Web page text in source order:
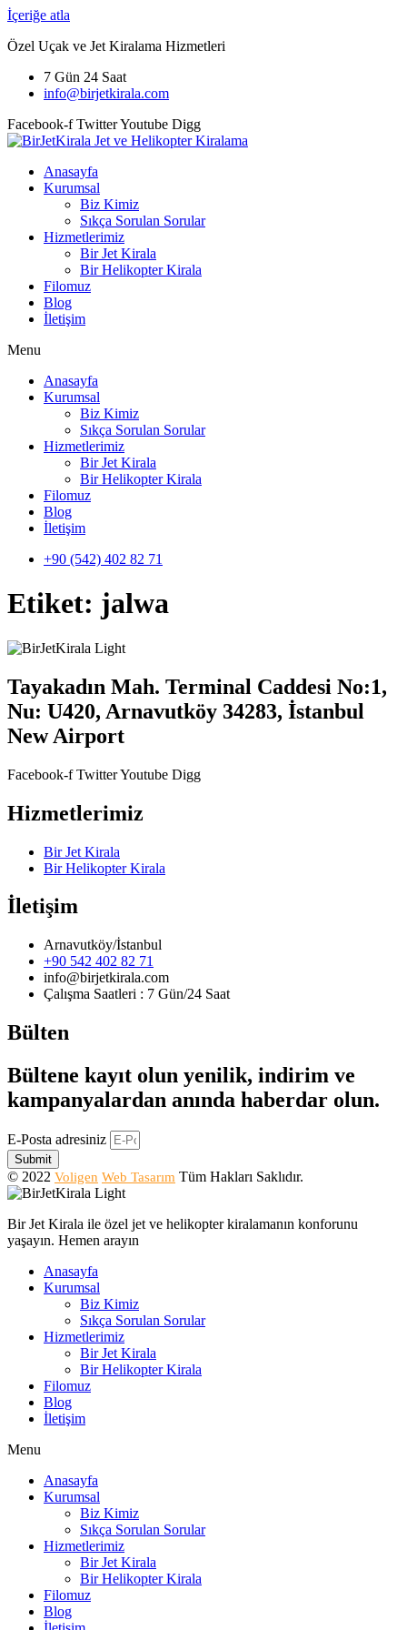
İçeriğe atla
Özel Uçak ve Jet Kiralama Hizmetleri
7 Gün 24 Saat
info@birjetkirala.com
Facebook-f TwitterYoutube Digg
Anasayfa
Kurumsal
Biz Kimiz
Sıkça Sorulan Sorular
Hizmetlerimiz
Bir Jet Kirala
Bir Helikopter Kirala
Filomuz
Blog
İletişim
Menu
Anasayfa
Kurumsal
Biz Kimiz
Sıkça Sorulan Sorular
Hizmetlerimiz
Bir Jet Kirala
Bir Helikopter Kirala
Filomuz
Blog
İletişim
+90 (542) 402 82 71
Etiket: jalwa
Tayakadın Mah. Terminal Caddesi No:1,
Nu: U420, Arnavutköy 34283, İstanbul
New Airport
Facebook-f TwitterYoutube Digg
Hizmetlerimiz
Bir Jet Kirala
Bir Helikopter Kirala
İletişim
Arnavutköy/İstanbul
+90 542 402 82 71
info@birjetkirala.com
Çalışma Saatleri : 7 Gün/24 Saat
Bülten
Bültene kayıt olun yenilik, indirim ve
kampanyalardan anında haberdar olun.
E-Posta adresiniz
Submit
© 2022 Voligen Web Tasarım Tüm Hakları Saklıdır.
Bir Jet Kirala ile özel jet ve helikopter kiralamanın konforunu
yaşayın. Hemen arayın
Anasayfa
Kurumsal
Biz Kimiz
Sıkça Sorulan Sorular
Hizmetlerimiz
Bir Jet Kirala
Bir Helikopter Kirala
Filomuz
Blog
İletişim
Menu
Anasayfa
Kurumsal
Biz Kimiz
Sıkça Sorulan Sorular
Hizmetlerimiz
Bir Jet Kirala
Bir Helikopter Kirala
Filomuz
Blog